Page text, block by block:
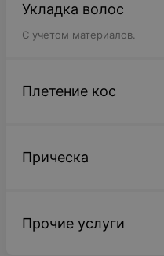
Укладка волос
С учетом материалов.
Плетение кос
Прическа
Прочие услуги